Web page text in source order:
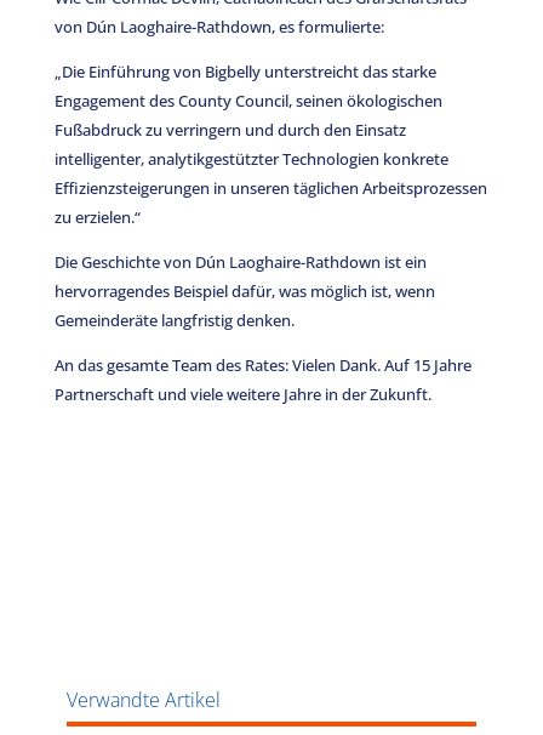
von Dún Laoghaire-Rathdown, es formulierte:
„Die Einführung von Bigbelly unterstreicht das starke
Engagement des County Council, seinen ökologischen
Fußabdruck zu verringern und durch den Einsatz
intelligenter, analytikgestützter Technologien konkrete
Effizienzsteigerungen in unseren täglichen Arbeitsprozessen
zu erzielen.“
Die Geschichte von Dún Laoghaire-Rathdown ist ein
hervorragendes Beispiel dafür, was möglich ist, wenn
Gemeinderäte langfristig denken.
An das gesamte Team des Rates: Vielen Dank. Auf 15 Jahre
Partnerschaft und viele weitere Jahre in der Zukunft.
Verwandte Artikel